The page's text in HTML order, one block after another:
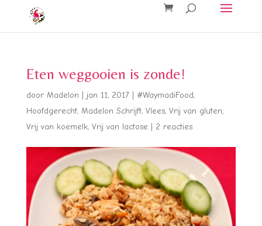
Eten weggooien is zonde!
door Madelon jan 11, 2017| #WaymadiFood,
Hoofdgerecht, Madelon Schrijft, Vlees, Vrij van gluten,
Vrij van koemelk, Vrij van lactose 2 reacties